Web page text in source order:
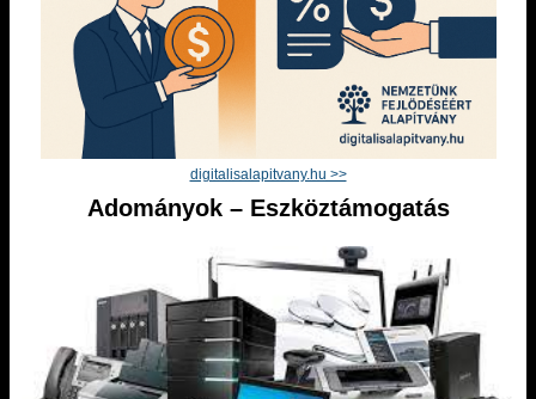
digitalisalapitvany.hu >>
Adományok – Eszköztámogatás